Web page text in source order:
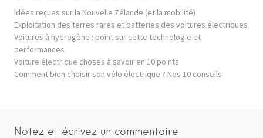
Idées reçues sur la Nouvelle Zélande (et la mobilité)
Exploitation des terres rares et batteries des voitures électriques
Voitures à hydrogène : point sur cette technologie et
performances
Voiture électrique choses à savoir en 10 points
Comment bien choisir son vélo électrique ? Nos 10 conseils
Notez et écrivez un commentaire